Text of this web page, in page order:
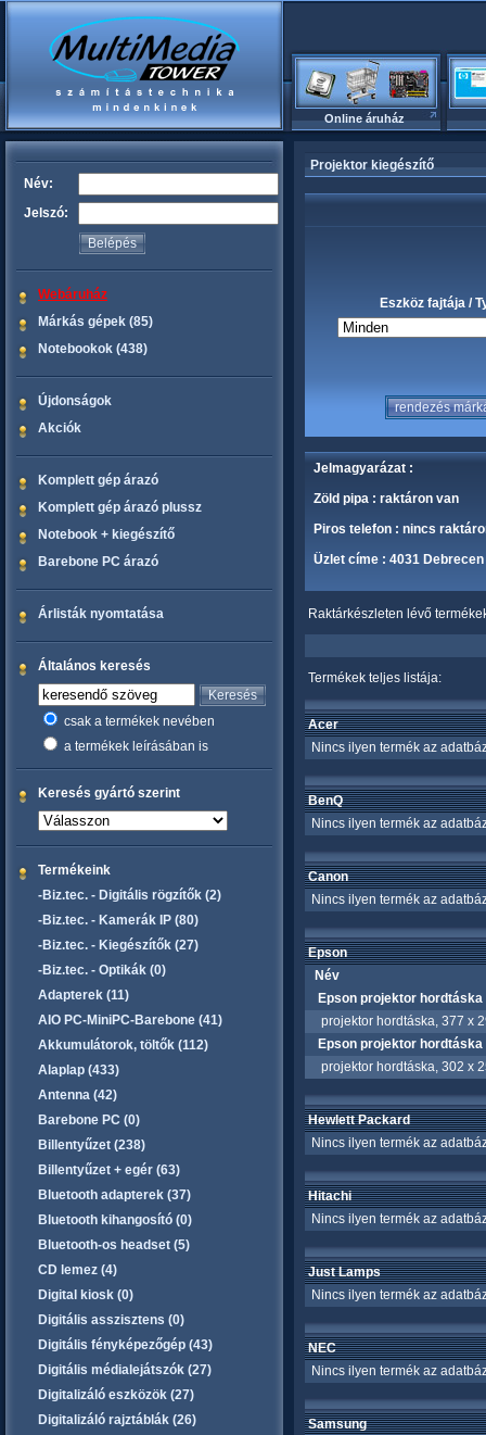
Online áruház
Név:
Jelszó:
Webáruház
Márkás gépek (85)
Notebookok (438)
Újdonságok
Akciók
Komplett gép árazó
Komplett gép árazó plussz
Notebook + kiegészítő
Barebone PC árazó
Árlisták nyomtatása
Általános keresés
csak a termékek nevében
a termékek leírásában is
Keresés gyártó szerint
Termékeink
-Biz.tec. - Digitális rögzítők (2)
-Biz.tec. - Kamerák IP (80)
-Biz.tec. - Kiegészítők (27)
-Biz.tec. - Optikák (0)
Adapterek (11)
AIO PC-MiniPC-Barebone (41)
Akkumulátorok, töltők (112)
Alaplap (433)
Antenna (42)
Barebone PC (0)
Billentyűzet (238)
Billentyűzet + egér (63)
Bluetooth adapterek (37)
Bluetooth kihangosító (0)
Bluetooth-os headset (5)
CD lemez (4)
Digital kiosk (0)
Digitális asszisztens (0)
Digitális fényképezőgép (43)
Digitális médialejátszók (27)
Digitalizáló eszközök (27)
Digitalizáló rajztáblák (26)
Projektor kiegészítő
Eszköz fajtája /
Jelmagyarázat :
Zöld pipa : raktáron van
Piros telefon : nincs
Üzlet címe : 4031
Raktárkészleten lévő
Termékek teljes listája:
Acer
Nincs ilyen termék az
BenQ
Nincs ilyen termék az
Canon
Nincs ilyen termék az
Epson
Név
Epson projektor hordtáska
projektor hordtáska, 377 x
Epson projektor hordtáska
projektor hordtáska, 302 x
Hewlett Packard
Nincs ilyen termék az
Hitachi
Nincs ilyen termék az
Just Lamps
Nincs ilyen termék az
NEC
Nincs ilyen termék az
Samsung